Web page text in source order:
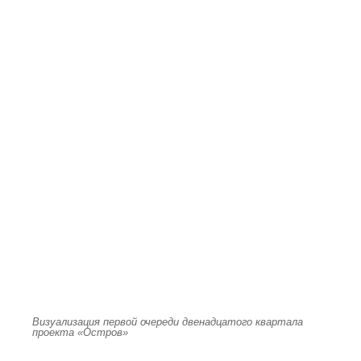
Визуализация первой очереди двенадцатого квартала
проекта «Остров»